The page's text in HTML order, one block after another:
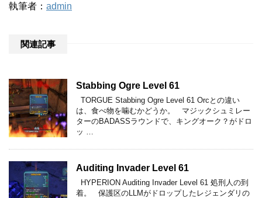
執筆者： admin
関連記事
Stabbing Ogre Level 61
TORGUE Stabbing Ogre Level 61 Orcとの違い
は、食べ物を噛むかどうか。 マジックシュミレー
ターのBADASSラウンドで、キングオーク？がドロ
ッ …
Auditing Invader Level 61
HYPERION Auditing Invader Level 61 処刑人の到
着。 保護区のLLMがドロップしたレジェンダリの